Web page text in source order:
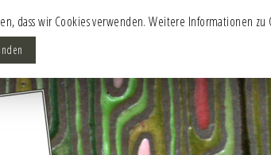
dass wir Cookies verwenden. Weitere Informationen